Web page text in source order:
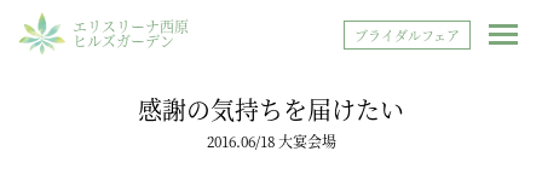
エリスリーナ西原
ヒルズガーデン ブライダルフェア
感謝の気持ちを届けたい
2016.06/18 大宴会場